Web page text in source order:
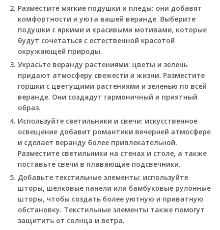
Разместите мягкие подушки и пледы: они добавят
комфортности и уюта вашей веранде. Выберите
подушки с яркими и красивыми мотивами, которые
будут сочетаться с естественной красотой
окружающей природы.
Украсьте веранду растениями: цветы и зелень
придают атмосферу свежести и жизни. Разместите
горшки с цветущими растениями и зеленью по всей
веранде. Они создадут гармоничный и приятный
образ.
Используйте светильники и свечи: искусственное
освещение добавит романтики вечерней атмосфере
и сделает веранду более привлекательной.
Разместите светильники на стенах и столе, а также
поставьте свечи в плавающие подсвечники.
Добавьте текстильные элементы: используйте
шторы, шелковые панели или бамбуковые рулонные
шторы, чтобы создать более уютную и приватную
обстановку. Текстильные элементы также помогут
защитить от солнца и ветра.